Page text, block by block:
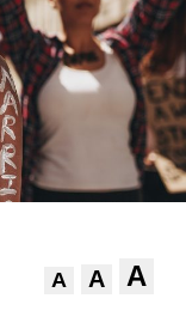
A A A